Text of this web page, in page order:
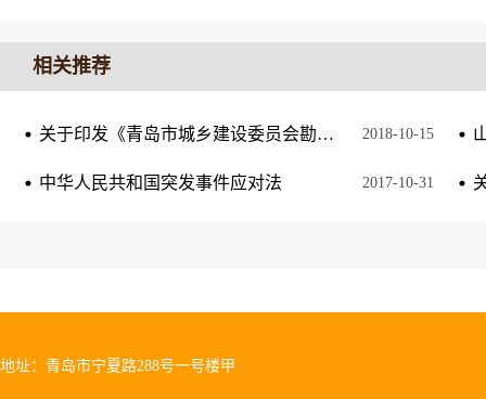
相关推荐
关于印发《青岛市城乡建设委员会勘察设计单位和从业人员诚信考核管理办法》的通知 2018-10-15
中华人民共和国突发事件应对法 2017-10-31
地址：青岛市宁夏路288号一号楼甲